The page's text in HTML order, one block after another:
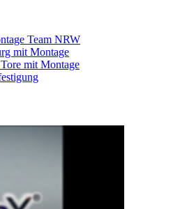
Team NRW
mit Montage
mit Montage